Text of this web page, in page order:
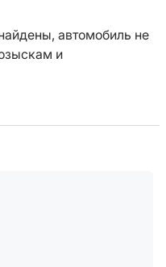
автомобиль не
и